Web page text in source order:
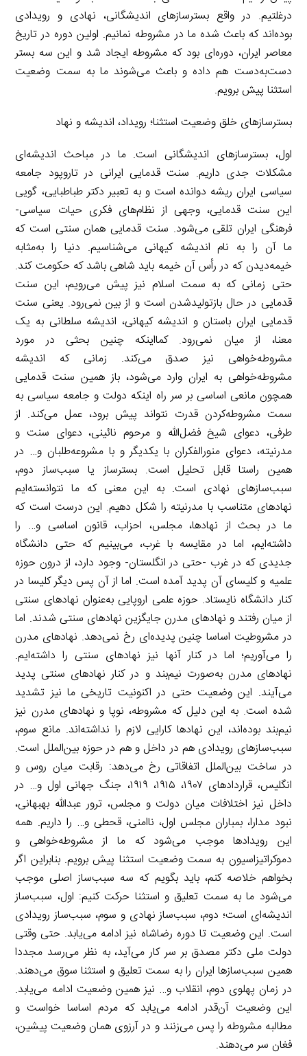
درغلتیم. در واقع بسترسازهای اندیشگانی، نهادی و رویدادی
بوده‌اند که باعث شده ما در مشروطه نمانیم. اولین دوره در تاریخ
معاصر ایران، دوره‌ای بود که مشروطه ایجاد شد و این سه بستر
دست‌به‌دست هم داده و باعث می‌شوند ما به سمت وضعیت
استثنا پیش برویم.
بسترسازهای خلق وضعیت استثنا؛ رویداد، اندیشه و نهاد
اول، بسترسازهای اندیشگانی است. ما در مباحث اندیشه‌ای
مشکلات جدی داریم. سنت قدمایی ایرانی در تاروپود جامعه
سیاسی ایران ریشه دوانده است و به تعبیر دکتر طباطبایی، گویی
این سنت قدمایی، وجهی از نظام‌های فکری حیات سیاسی-
فرهنگی ایران تلقی می‌شود. سنت قدمایی همان سنتی است که
ما آن را به نام اندیشه کیهانی می‌شناسیم. دنیا را به‌مثابه
خیمه‌دیدن که در رأس آن خیمه باید شاهی باشد که حکومت کند.
حتی زمانی که به سمت اسلام نیز پیش می‌رویم، این سنت
قدمایی در حال بازتولید‌شدن است و از بین نمی‌رود. یعنی سنت
قدمایی ایران باستان و اندیشه کیهانی، اندیشه سلطانی به یک
معنا، از میان نمی‌رود. کمااینکه چنین بحثی در مورد
مشروطه‌خواهی نیز صدق می‌کند. زمانی که اندیشه
مشروطه‌خواهی به ایران وارد می‌شود، باز همین سنت قدمایی
همچون مانعی اساسی بر سر راه اینکه دولت و جامعه سیاسی به
سمت مشروطه‌کردن قدرت نتواند پیش برود، عمل می‌کند. از
طرفی، دعوای شیخ فضل‌الله و مرحوم نائینی، دعوای سنت و
مدرنیته، دعوای منورالفکران با یکدیگر و با مشروعه‌طلبان و… در
همین راستا قابل تحلیل است.‌ بسترساز یا سبب‌ساز دوم،
سبب‌سازهای نهادی است. به این معنی که ما نتوانسته‌ایم
نهادهای متناسب با مدرنیته را شکل دهیم. این درست است که
ما در بحث از نهادها، مجلس، احزاب، قانون اساسی و… را
داشته‌ایم، اما در مقایسه با غرب، می‌بینیم که حتی دانشگاه
جدیدی که در غرب -حتی در انگلستان- وجود دارد، از درون حوزه
علمیه و کلیسای آن پدید آمده است. اما از آن پس دیگر کلیسا در
کنار دانشگاه نایستاد. حوزه علمی اروپایی به‌عنوان نهادهای سنتی
از میان رفتند و نهادهای مدرن جایگزین نهادهای سنتی شدند. اما
در مشروطیت اساسا چنین پدیده‌ای رخ نمی‌دهد. نهادهای مدرن
را می‌آوریم؛ اما در کنار آنها نیز نهادهای سنتی را داشته‌ایم.
نهادهای مدرن به‌صورت نیم‌بند و در کنار نهادهای سنتی پدید
می‌آیند. این وضعیت حتی در اکنونیت تاریخی ما نیز تشدید
شده است. به این دلیل که مشروطه، نوپا و نهادهای مدرن نیز
نیم‌بند بوده‌اند، این نهادها کارایی لازم را نداشته‌اند.‌ مانع سوم،
سبب‌سازهای رویدادی هم در داخل و هم در حوزه بین‌الملل است.
در ساخت بین‌الملل اتفاقاتی رخ می‌دهد: رقابت میان روس و
انگلیس، قراردادهای ۱۹۰۷، ۱۹۱۵، ۱۹۱۹، جنگ جهانی اول و… در
داخل نیز اختلافات میان دولت و مجلس، ترور عبدالله بهبهانی،
نبود مدارا، بمباران مجلس اول، ناامنی، قحطی و… را داریم. همه
این رویدادها موجب می‌شود که ما از مشروطه‌خواهی و
دموکراتیزاسیون به سمت وضعیت استثنا پیش برویم. بنابراین اگر
بخواهم خلاصه کنم، باید بگویم که سه سبب‌ساز اصلی موجب
می‌شود ما به سمت تعلیق و استثنا حرکت کنیم: اول، سبب‌ساز
اندیشه‌ای است؛ دوم، سبب‌ساز نهادی و سوم، سبب‌ساز رویدادی
است. این وضعیت تا دوره رضاشاه نیز ادامه می‌یابد. حتی وقتی
دولت ملی دکتر مصدق بر سر کار می‌آید، به نظر می‌رسد مجددا
همین سبب‌سازها ایران را به سمت تعلیق و استثنا سوق می‌دهند.
در زمان پهلوی دوم، انقلاب ‌‌و… نیز همین وضعیت ادامه می‌یابد.
این وضعیت آن‌قدر ادامه می‌یابد که مردم اساسا خواست و
مطالبه مشروطه را پس می‌زنند و در آرزوی همان وضعیت پیشین،
فغان سر می‌دهند.